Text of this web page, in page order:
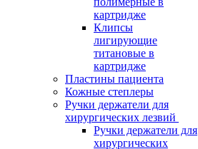
картридже
Клипсы
лигирующие
титановые в
картридже
Пластины пациента
Кожные степлеры
Ручки держатели для
хирургических лезвий
Ручки держатели для
хирургических